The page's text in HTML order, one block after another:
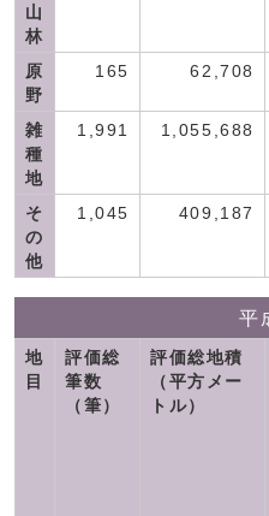
山
林
原
野
165 62,708
雑
種
地
1,991 1,055,688
そ
の
他
1,045 409,187
平
地
目
評価総
筆数
（筆）
評価総地積
（平方メー
トル）